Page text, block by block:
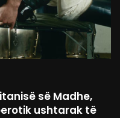
së Madhe,
ushtarak të